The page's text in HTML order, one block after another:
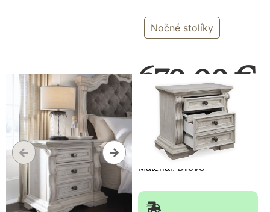
Nočné stolíky
670,00€
Pridať
do
dopytu
Materiál: Drevo